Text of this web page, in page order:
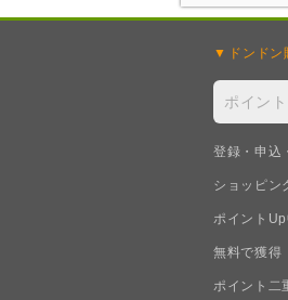
ドンドン
登録・申込
ショッピン
ポイントUp
無料で獲得
ポイント二